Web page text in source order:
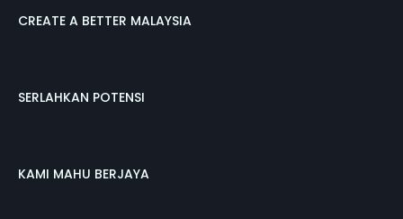
CREATE A BETTER MALAYSIA
SERLAHKAN POTENSI
KAMI MAHU BERJAYA